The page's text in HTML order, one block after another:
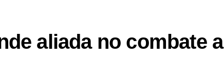
aliada no combate a